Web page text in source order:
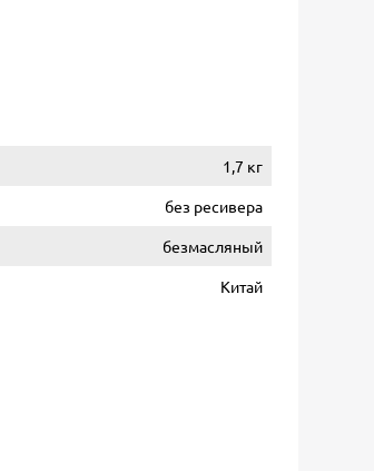
1,7 кг
без ресивера
безмасляный
Китай